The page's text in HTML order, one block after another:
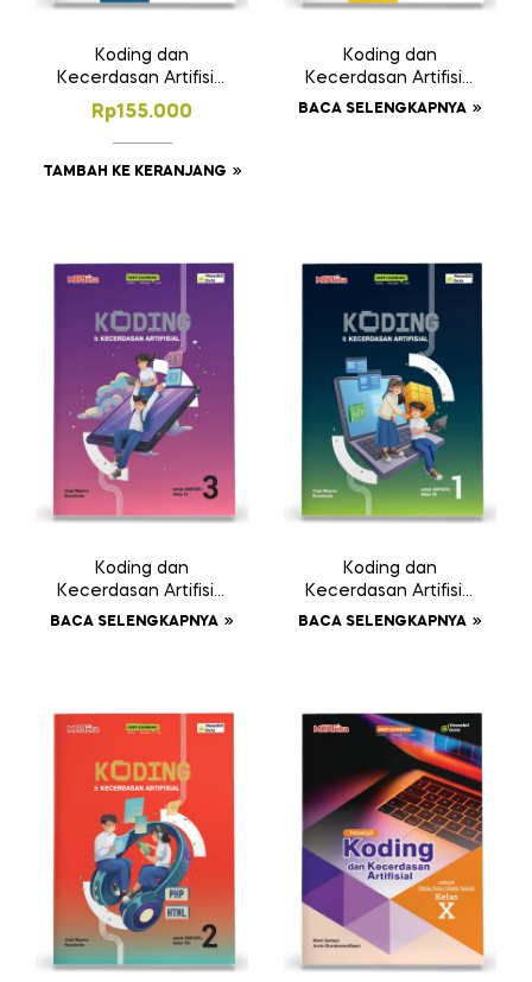
Koding dan
Kecerdasan Artifisial
SMA/MA/SMK/MAK
Rp155.000
TAMBAH KE KERANJANG
Koding dan
Kecerdasan Artifisial
SMA/MA/SMK/MAK
BACA SELENGKAPNYA
Koding dan
Kecerdasan Artifisial
SMP/MTs Kelas IX
BACA SELENGKAPNYA
Koding dan
Kecerdasan Artifisial
SMP/MTs Kelas VII
BACA SELENGKAPNYA